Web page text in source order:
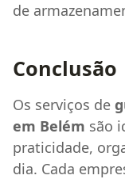
de
Conclusão
Os serviços de
em Belém são
praticidade,
dia. Cada